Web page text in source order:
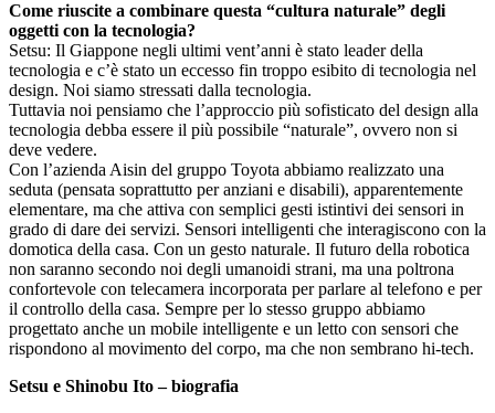
Come riuscite a combinare questa “cultura naturale” degli
oggetti con la tecnologia?
Setsu: Il Giappone negli ultimi vent’anni è stato leader della
tecnologia e c’è stato un eccesso fin troppo esibito di tecnologia nel
design. Noi siamo stressati dalla tecnologia.
Tuttavia noi pensiamo che l’approccio più sofisticato del design alla
tecnologia debba essere il più possibile “naturale”, ovvero non si
deve vedere.
Con l’azienda Aisin del gruppo Toyota abbiamo realizzato una
seduta (pensata soprattutto per anziani e disabili), apparentemente
elementare, ma che attiva con semplici gesti istintivi dei sensori in
grado di dare dei servizi. Sensori intelligenti che interagiscono con la
domotica della casa. Con un gesto naturale. Il futuro della robotica
non saranno secondo noi degli umanoidi strani, ma una poltrona
confortevole con telecamera incorporata per parlare al telefono e per
il controllo della casa. Sempre per lo stesso gruppo abbiamo
progettato anche un mobile intelligente e un letto con sensori che
rispondono al movimento del corpo, ma che non sembrano hi-tech.
Setsu e Shinobu Ito – biografia